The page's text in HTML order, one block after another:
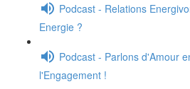
Podcast - Relations
Energie ?
Podcast - Parlons d'Amour
l'Engagement !